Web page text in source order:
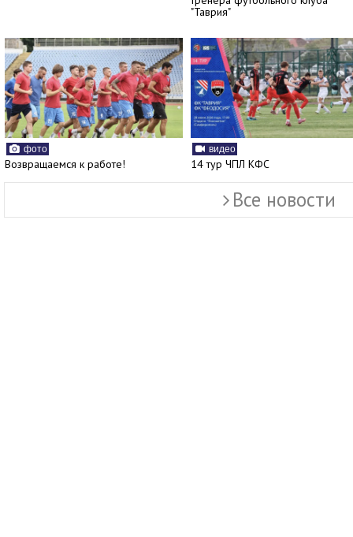
"Таврия"
фото
Возвращаемся к работе!
видео
14 тур ЧПЛ КФС
Все новости